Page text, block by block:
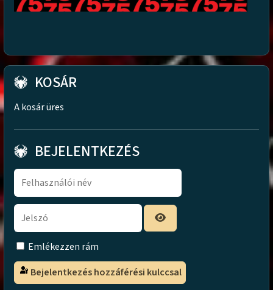
KOSÁR
A kosár üres
BEJELENTKEZÉS
Emlékezzen rám
Bejelentkezés hozzáférési kulccsal